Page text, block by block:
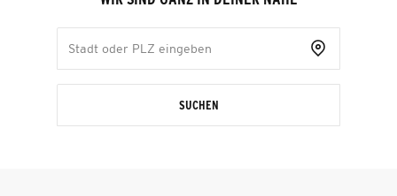
SUCHEN